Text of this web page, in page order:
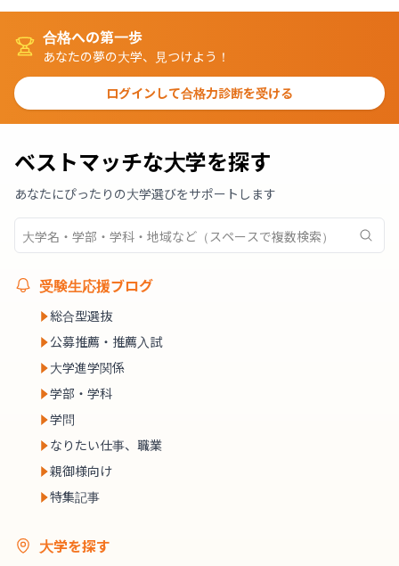
合格への第一歩
あなたの夢の大学、見つけよう！
ログインして合格力診断を受ける
ベストマッチな大学を探す
あなたにぴったりの大学選びをサポートします
受験生応援ブログ
総合型選抜
公募推薦・推薦入試
大学進学関係
学部・学科
学問
なりたい仕事、職業
親御様向け
特集記事
大学を探す